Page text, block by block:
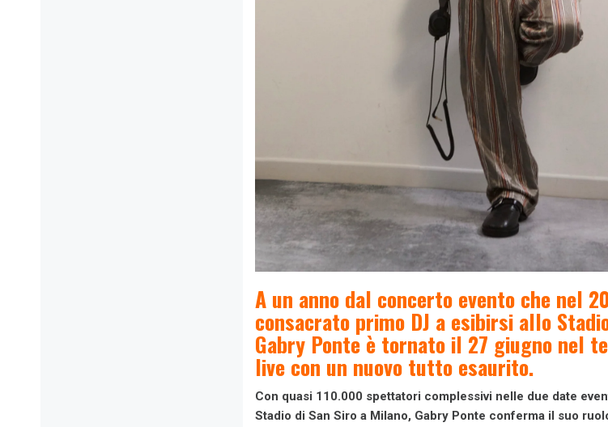
A un anno dal concerto evento che nel
consacrato primo DJ a esibirsi allo
Gabry Ponte è tornato il 27 giugno nel
live con un nuovo tutto esaurito.
Con quasi 110.000 spettatori complessivi nelle due date
Stadio di San Siro a Milano, Gabry Ponte conferma il suo